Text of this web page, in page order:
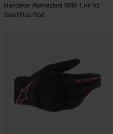
Handskar Alpinestars SMX-1 Air V2
Svart/Fluo Röd